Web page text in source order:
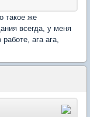
такое же
всегда, у меня
ага ага,